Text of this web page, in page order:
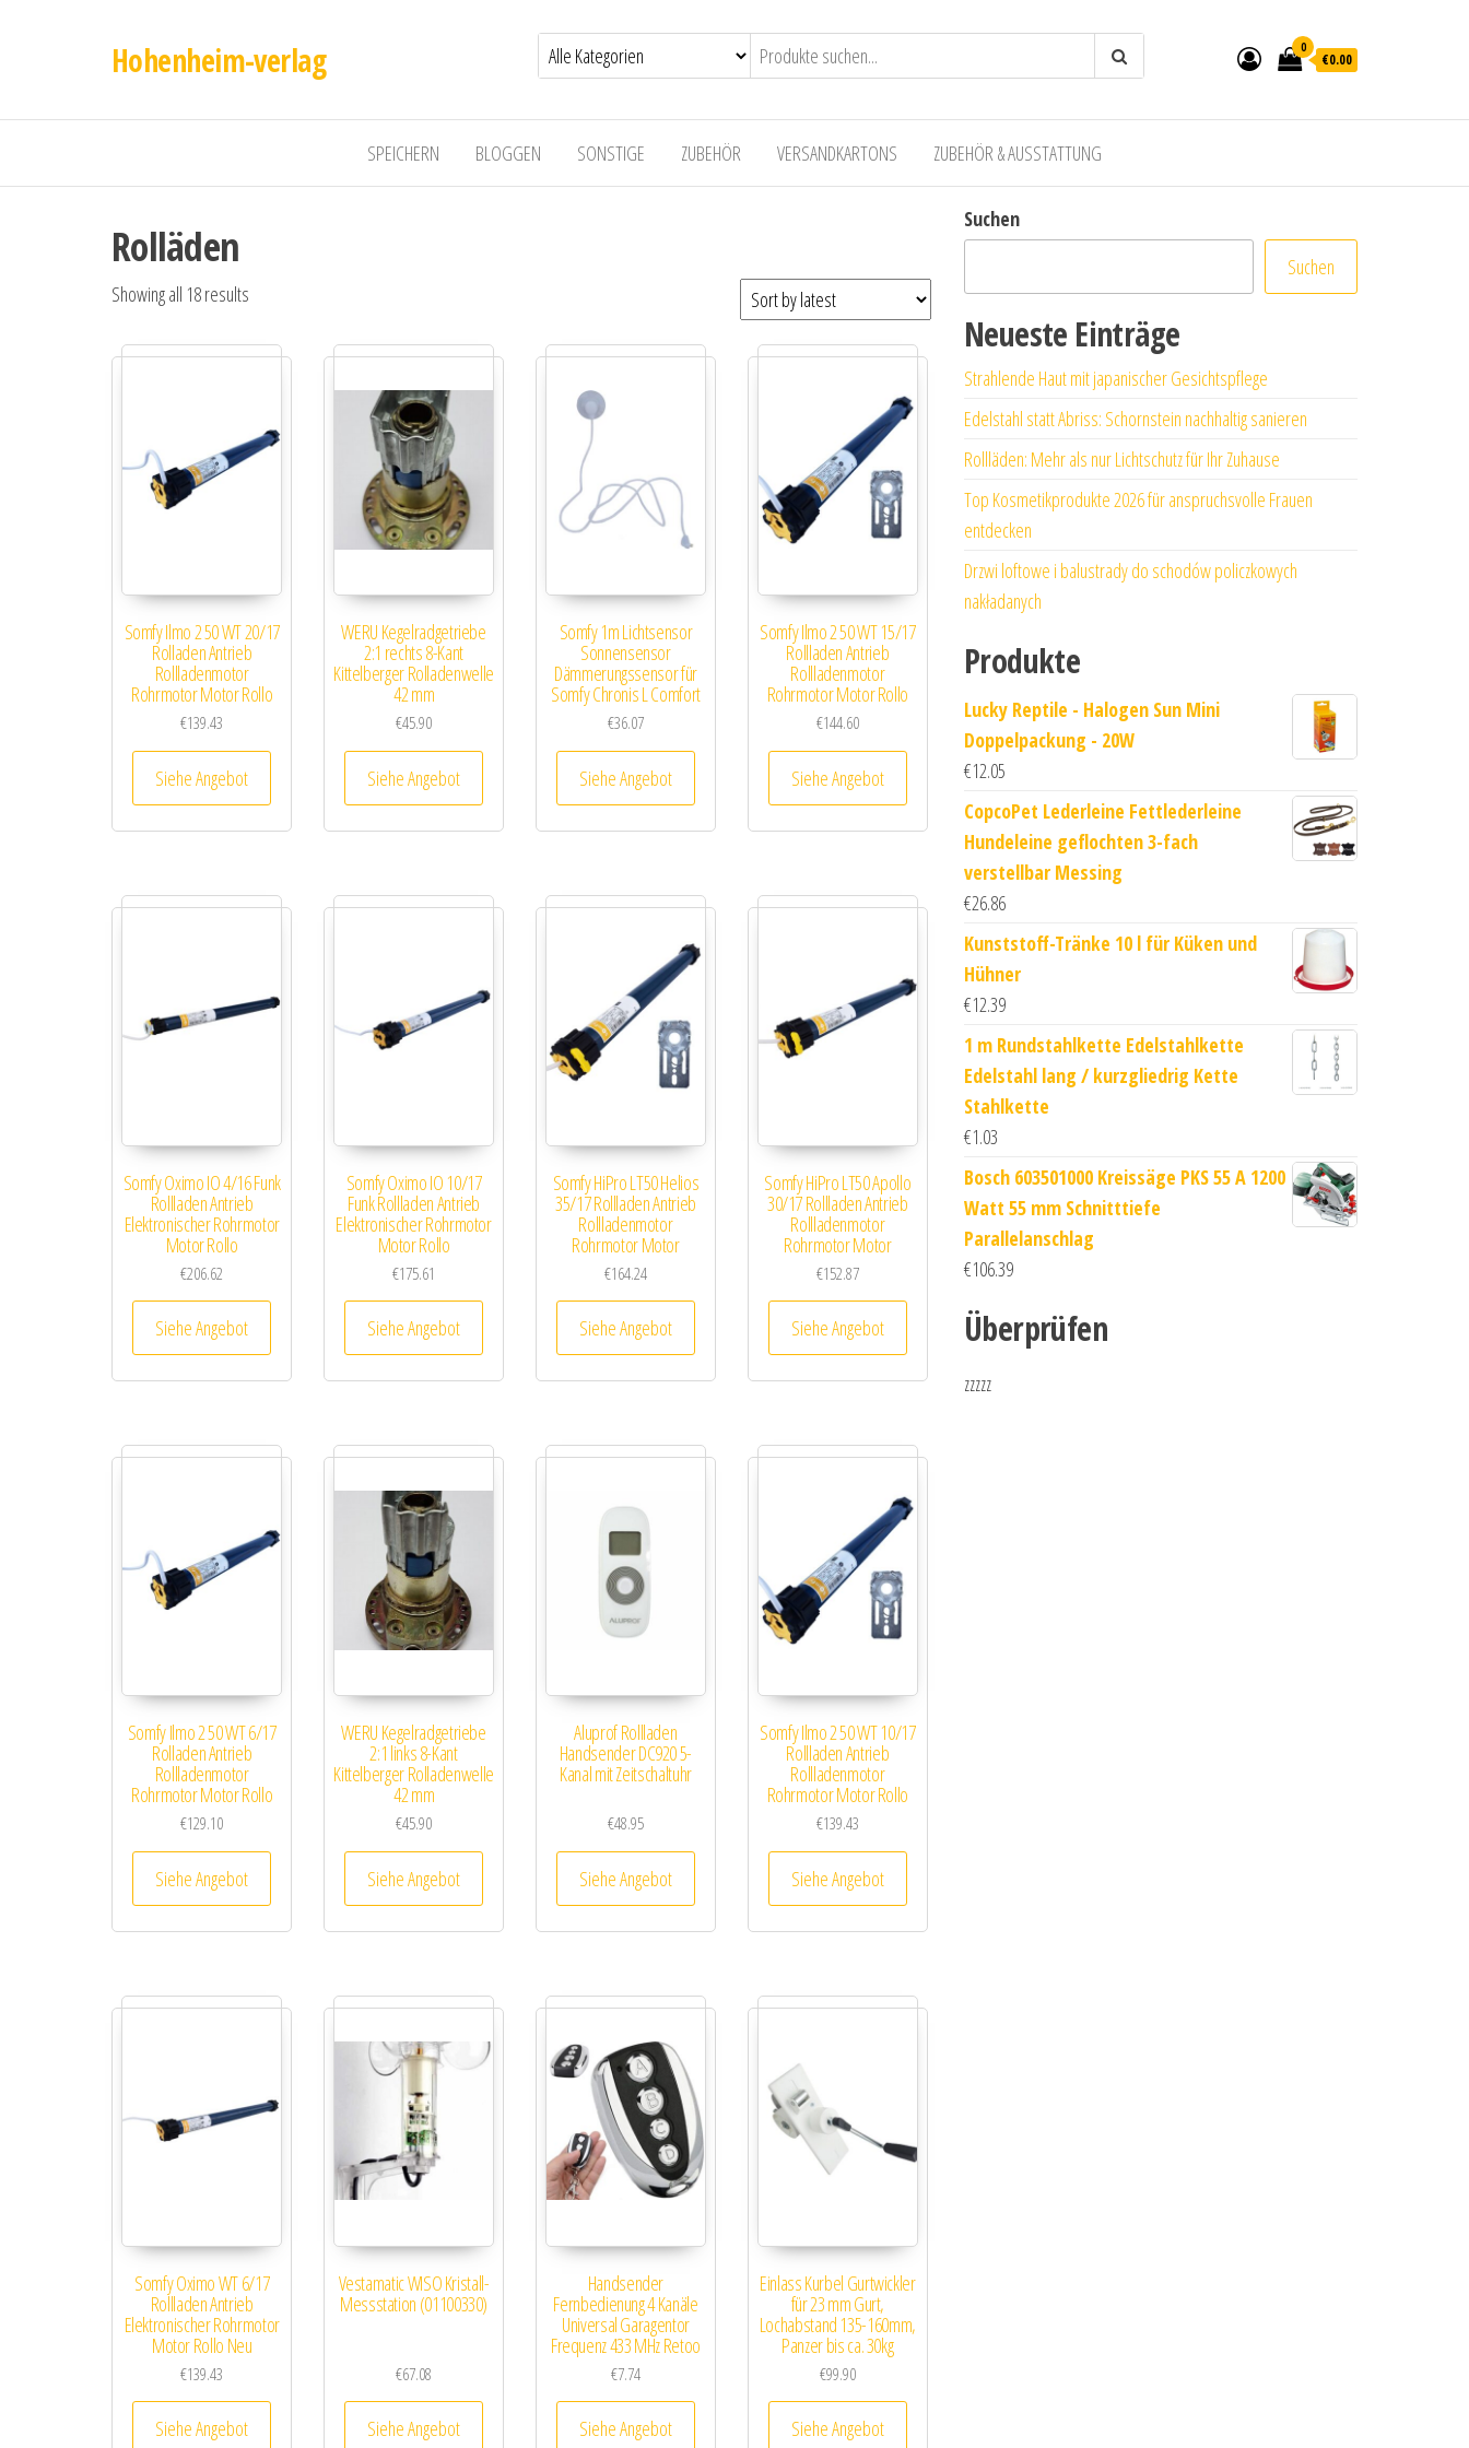
Hohenheim-verlag 0
€0.00
SPEICHERN BLOGGEN SONSTIGE ZUBEHÖR VERSANDKARTONS ZUBEHÖR & AUSSTATTUNG
Rolläden
Showing all 18 results
Somfy Ilmo 2 50 WT 20/17
Rolladen Antrieb
Rollladenmotor
Rohrmotor Motor Rollo
€139.43
Siehe Angebot
WERU Kegelradgetriebe
2:1 rechts 8-Kant
Kittelberger Rolladenwelle
42 mm
€45.90
Siehe Angebot
Somfy 1m Lichtsensor
Sonnensensor
Dämmerungssensor für
Somfy Chronis L Comfort
€36.07
Siehe Angebot
Somfy Ilmo 2 50 WT 15/17
Rollladen Antrieb
Rollladenmotor
Rohrmotor Motor Rollo
€144.60
Siehe Angebot
Somfy Oximo IO 4/16 Funk
Rollladen Antrieb
Elektronischer Rohrmotor
Motor Rollo
€206.62
Siehe Angebot
Somfy Oximo IO 10/17
Funk Rollladen Antrieb
Elektronischer Rohrmotor
Motor Rollo
€175.61
Siehe Angebot
Somfy HiPro LT50 Helios
35/17 Rollladen Antrieb
Rollladenmotor
Rohrmotor Motor
€164.24
Siehe Angebot
Somfy HiPro LT50 Apollo
30/17 Rollladen Antrieb
Rollladenmotor
Rohrmotor Motor
€152.87
Siehe Angebot
Somfy Ilmo 2 50 WT 6/17
Rolladen Antrieb
Rollladenmotor
Rohrmotor Motor Rollo
€129.10
Siehe Angebot
WERU Kegelradgetriebe
2:1 links 8-Kant
Kittelberger Rolladenwelle
42 mm
€45.90
Siehe Angebot
Aluprof Rollladen
Handsender DC920 5-
Kanal mit Zeitschaltuhr
€48.95
Siehe Angebot
Somfy Ilmo 2 50 WT 10/17
Rollladen Antrieb
Rollladenmotor
Rohrmotor Motor Rollo
€139.43
Siehe Angebot
Somfy Oximo WT 6/17
Rollladen Antrieb
Elektronischer Rohrmotor
Motor Rollo Neu
€139.43
Siehe Angebot
Vestamatic WISO Kristall-
Messstation (01100330)
€67.08
Siehe Angebot
Handsender
Fernbedienung 4 Kanäle
Universal Garagentor
Frequenz 433 MHz Retoo
€7.74
Siehe Angebot
Einlass Kurbel Gurtwickler
für 23 mm Gurt,
Lochabstand 135-160mm,
Panzer bis ca. 30kg
€99.90
Siehe Angebot
Suchen
Suchen
Neueste Einträge
Strahlende Haut mit japanischer Gesichtspflege
Edelstahl statt Abriss: Schornstein nachhaltig sanieren
Rollläden: Mehr als nur Lichtschutz für Ihr Zuhause
Top Kosmetikprodukte 2026 für anspruchsvolle Frauen
entdecken
Drzwi loftowe i balustrady do schodów policzkowych
nakładanych
Produkte
Lucky Reptile - Halogen Sun Mini
Doppelpackung - 20W
€12.05
CopcoPet Lederleine Fettlederleine
Hundeleine geflochten 3-fach
verstellbar Messing
€26.86
Kunststoff-Tränke 10 l für Küken und
Hühner
€12.39
1 m Rundstahlkette Edelstahlkette
Edelstahl lang / kurzgliedrig Kette
Stahlkette
€1.03
Bosch 603501000 Kreissäge PKS 55 A 1200
Watt 55 mm Schnitttiefe
Parallelanschlag
€106.39
Überprüfen
zzzzz